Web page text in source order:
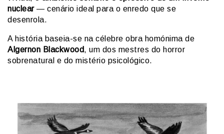
nuclear— cenário ideal para o enredo que se
desenrola.
A história baseia-se na célebre obra homónima de
Algernon Blackwood, um dos mestres do horror
sobrenatural e do mistério psicológico.